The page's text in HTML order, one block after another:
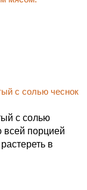
с солью
всей порцией
в